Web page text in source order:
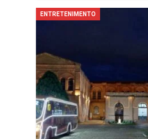
ENTRETENIMENTO